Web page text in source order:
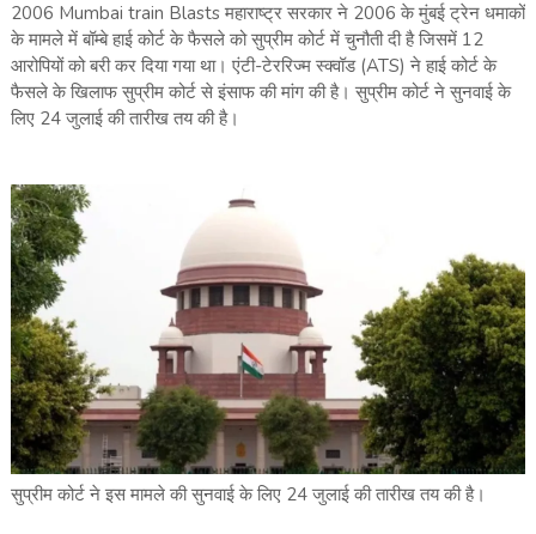
2006 Mumbai train Blasts महाराष्ट्र सरकार ने 2006 के मुंबई ट्रेन धमाकों
के मामले में बॉम्बे हाई कोर्ट के फैसले को सुप्रीम कोर्ट में चुनौती दी है जिसमें 12
आरोपियों को बरी कर दिया गया था। एंटी-टेररिज्म स्क्वॉड (ATS) ने हाई कोर्ट के
फैसले के खिलाफ सुप्रीम कोर्ट से इंसाफ की मांग की है। सुप्रीम कोर्ट ने सुनवाई के
लिए 24 जुलाई की तारीख तय की है।
सुप्रीम कोर्ट ने इस मामले की सुनवाई के लिए 24 जुलाई की तारीख तय की है।